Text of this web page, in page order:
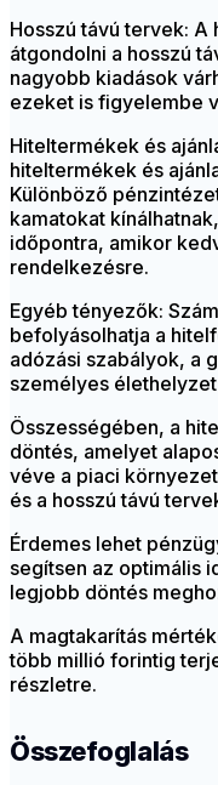
Hosszú távú tervek:
átgondolni a hosszú
nagyobb kiadások
ezeket is figyelembe
Hiteltermékek és
hiteltermékek és
Különböző
kamatokat
időpontra, amikor
rendelkezésre.
Egyéb tényezők:
befolyásolhatja a
adózási szabályok, a
személyes
Összességében, a
döntés, amelyet
véve a piaci
és a hosszú távú
Érdemes lehet
segítsen az optimális
legjobb döntés
A magtakarítás
több millió forintig
részletre.
Összefoglalás